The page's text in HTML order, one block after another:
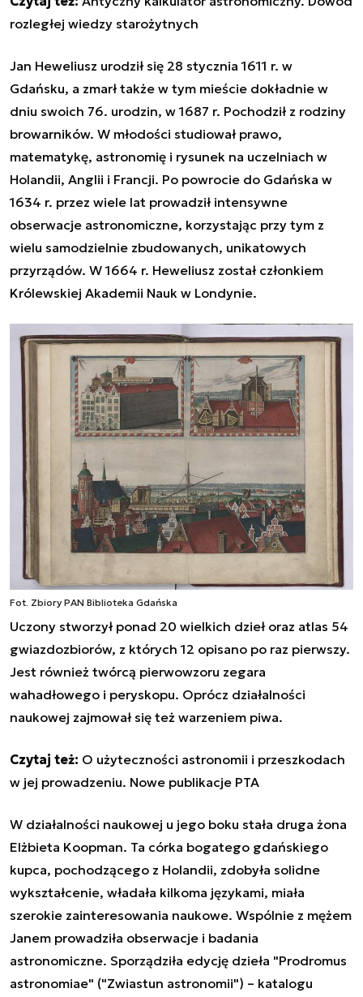
rozległej wiedzy starożytnych
Jan Heweliusz urodził się 28 stycznia 1611 r. w
Gdańsku, a zmarł także w tym mieście dokładnie w
dniu swoich 76. urodzin, w 1687 r. Pochodził z rodziny
browarników. W młodości studiował prawo,
matematykę, astronomię i rysunek na uczelniach w
Holandii, Anglii i Francji. Po powrocie do Gdańska w
1634 r. przez wiele lat prowadził intensywne
obserwacje astronomiczne, korzystając przy tym z
wielu samodzielnie zbudowanych, unikatowych
przyrządów. W 1664 r. Heweliusz został członkiem
Królewskiej Akademii Nauk w Londynie.
Fot. Zbiory PAN Biblioteka Gdańska
Uczony stworzył ponad 20 wielkich dzieł oraz atlas 54
gwiazdozbiorów, z których 12 opisano po raz pierwszy.
Jest również twórcą pierwowzoru zegara
wahadłowego i peryskopu. Oprócz działalności
naukowej zajmował się też warzeniem piwa.
Czytaj też: O użyteczności astronomii i przeszkodach
w jej prowadzeniu. Nowe publikacje PTA
W działalności naukowej u jego boku stała druga żona
Elżbieta Koopman. Ta córka bogatego gdańskiego
kupca, pochodzącego z Holandii, zdobyła solidne
wykształcenie, władała kilkoma językami, miała
szerokie zainteresowania naukowe. Wspólnie z mężem
Janem prowadziła obserwacje i badania
astronomiczne. Sporządziła edycję dzieła "Prodromus
astronomiae" ("Zwiastun astronomii") – katalogu